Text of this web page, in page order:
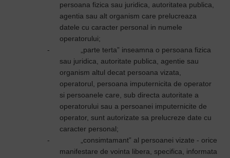
persoana fizica sau juridica, autoritatea publica,
agentia sau alt organism care prelucreaza
datele cu caracter personal in numele
operatorului;
-
„parte terta” inseamna o persoana fizica
sau juridica, autoritate publica, agentie sau
organism altul decat persoana vizata,
operatorul, persoana imputernicita de operator
si persoanele care, sub directa autoritate a
operatorului sau a persoanei imputernicite de
operator, sunt autorizate sa prelucreze date cu
caracter personal;
-
„consimtamant” al persoanei vizate - orice
manifestare de vointa libera, specifica, informata